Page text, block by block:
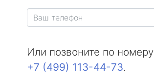
Или позвоните по номеру
+7 (499) 113-44-73.